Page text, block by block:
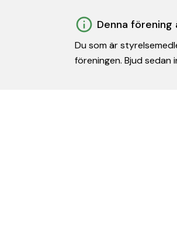
Denna
Du som är
föreningen. Bjud sedan